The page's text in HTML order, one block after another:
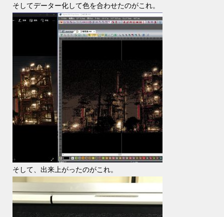
そしてデーター化して色を合わせたのがこれ。
そして、出来上がったのがこれ。